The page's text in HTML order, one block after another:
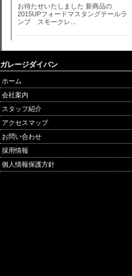
ガレージダイバン
ホーム
会社案内
スタッフ紹介
アクセスマップ
お問い合わせ
採用情報
個人情報保護方針